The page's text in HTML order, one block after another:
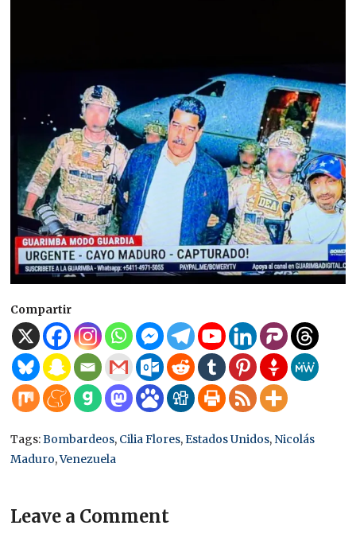
Compartir
Tags:Bombardeos, Cilia Flores,Estados Unidos, Nicolás
Maduro,Venezuela
Leave a Comment